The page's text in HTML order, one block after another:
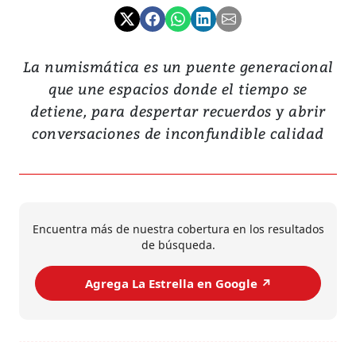
La numismática es un puente generacional
que une espacios donde el tiempo se
detiene, para despertar recuerdos y abrir
conversaciones de inconfundible calidad
Encuentra más de nuestra cobertura en los resultados
de búsqueda.
Agrega La Estrella en Google ↗️